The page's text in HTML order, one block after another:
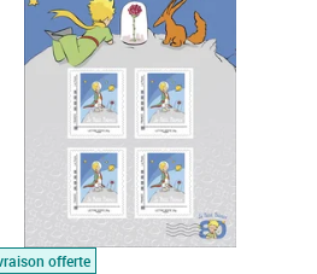
offerte